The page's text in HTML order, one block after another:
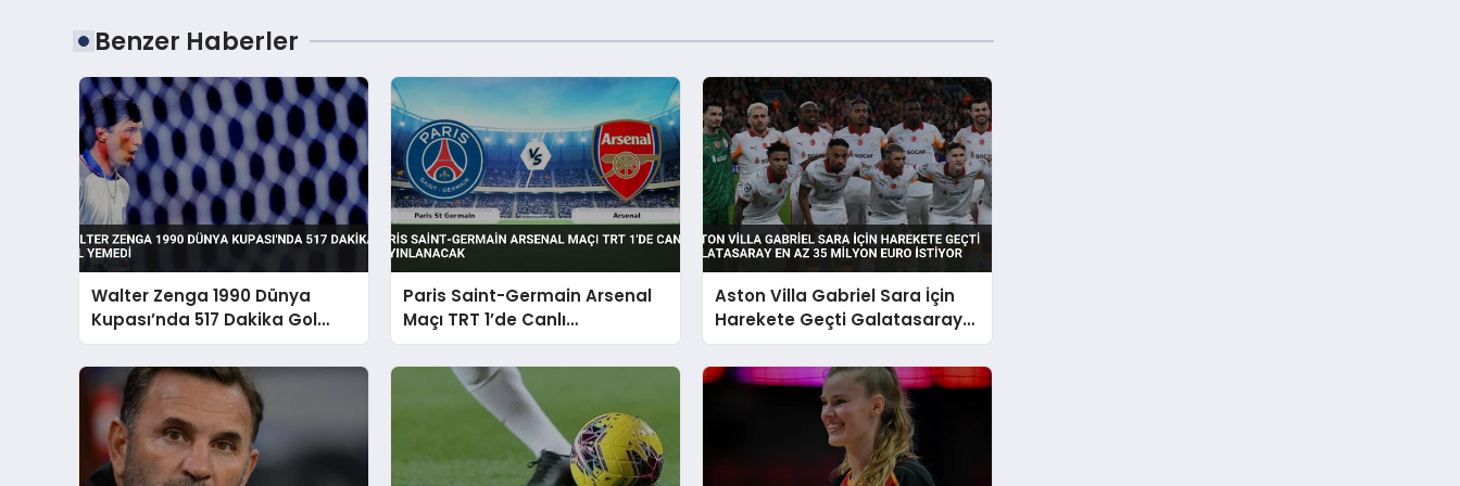
Benzer Haberler
Walter Zenga 1990 Dünya
Kupası’nda 517 Dakika Gol
Yemedi
Paris Saint-Germain Arsenal
Maçı TRT 1’de Canlı
Yayınlanacak
Aston Villa Gabriel Sara İçin
Harekete Geçti Galatasaray
En Az 35 Milyon Euro İstiyor